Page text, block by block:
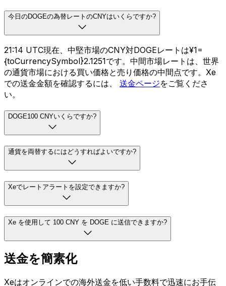
今日のDOGEの為替レートのCNYはいくらですか?
21:14 UTC現在、中堅市場のCNY対DOGEレートは¥1=
{toCurrencySymbol}2.1251です。中間市場レートは、世界
の通貨市場における買い価格と売り価格の中間点です。Xe
での送金金額を確認するには、 送金ページをご覧くださ
い。
DOGE100 CNYいくらですか?
通貨を両替するにはどうすればよいですか?
Xeでレートアラートを設定できますか?
Xe を使用して 100 CNY を DOGE に送信できますか?
送金を簡素化
Xeはオンラインでの海外送金を低い手数料で迅速にお手伝